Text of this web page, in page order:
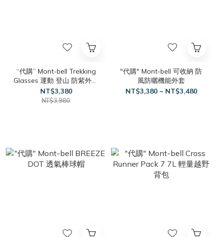
“代購” Mont-bell Trekking
Glasses 運動 登山 防紫外線
太陽眼鏡
NT$3,380
NT$3,980
"代購" Mont-bell 可收納 防
風防曬機能外套
NT$3,380 ~ NT$3,480